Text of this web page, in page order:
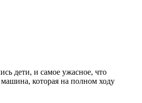
дети, и самое ужасное, что
которая на полном ходу